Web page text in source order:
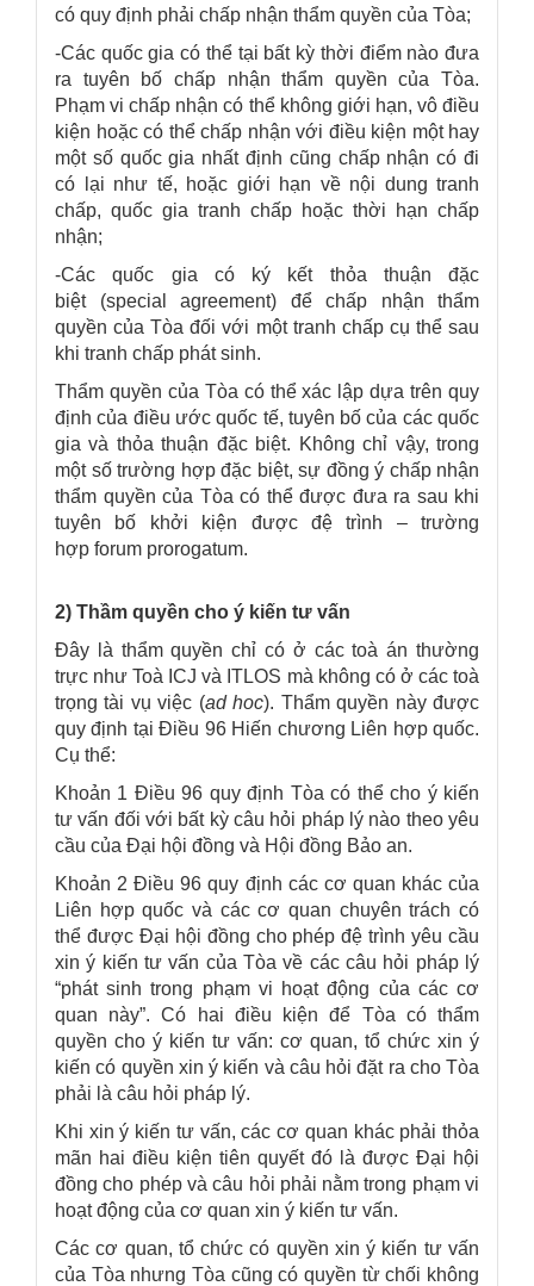
có quy định phải chấp nhận thẩm quyền của Tòa;
-Các quốc gia có thể tại bất kỳ thời điểm nào đưa
ra tuyên bố chấp nhận thẩm quyền của Tòa.
Phạm vi chấp nhận có thể không giới hạn, vô điều
kiện hoặc có thể chấp nhận với điều kiện một hay
một số quốc gia nhất định cũng chấp nhận có đi
có lại như tế, hoặc giới hạn về nội dung tranh
chấp, quốc gia tranh chấp hoặc thời hạn chấp
nhận;
-Các quốc gia có ký kết thỏa thuận đặc
biệt (special agreement) để chấp nhận thẩm
quyền của Tòa đối với một tranh chấp cụ thể sau
khi tranh chấp phát sinh.
Thẩm quyền của Tòa có thể xác lập dựa trên quy
định của điều ước quốc tế, tuyên bố của các quốc
gia và thỏa thuận đặc biệt. Không chỉ vậy, trong
một số trường hợp đặc biệt, sự đồng ý chấp nhận
thẩm quyền của Tòa có thể được đưa ra sau khi
tuyên bố khởi kiện được đệ trình – trường
hợp forum prorogatum.
2) Thầm quyền cho ý kiến tư vấn
Đây là thẩm quyền chỉ có ở các toà án thường
trực như Toà ICJ và ITLOS mà không có ở các toà
trọng tài vụ việc (ad hoc). Thẩm quyền này được
quy định tại Điều 96 Hiến chương Liên hợp quốc.
Cụ thể:
Khoản 1 Điều 96 quy định Tòa có thể cho ý kiến
tư vấn đối với bất kỳ câu hỏi pháp lý nào theo yêu
cầu của Đại hội đồng và Hội đồng Bảo an.
Khoản 2 Điều 96 quy định các cơ quan khác của
Liên hợp quốc và các cơ quan chuyên trách có
thể được Đại hội đồng cho phép đệ trình yêu cầu
xin ý kiến tư vấn của Tòa về các câu hỏi pháp lý
“phát sinh trong phạm vi hoạt động của các cơ
quan này”. Có hai điều kiện để Tòa có thẩm
quyền cho ý kiến tư vấn: cơ quan, tổ chức xin ý
kiến có quyền xin ý kiến và câu hỏi đặt ra cho Tòa
phải là câu hỏi pháp lý.
Khi xin ý kiến tư vấn, các cơ quan khác phải thỏa
mãn hai điều kiện tiên quyết đó là được Đại hội
đồng cho phép và câu hỏi phải nằm trong phạm vi
hoạt động của cơ quan xin ý kiến tư vấn.
Các cơ quan, tổ chức có quyền xin ý kiến tư vấn
của Tòa nhưng Tòa cũng có quyền từ chối không